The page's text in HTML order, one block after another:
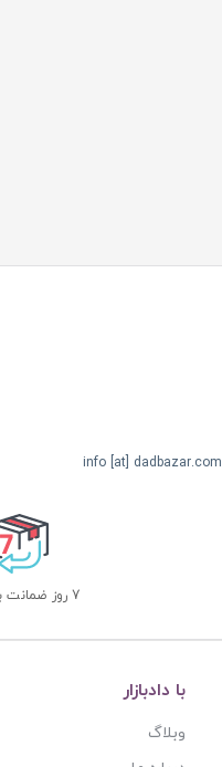
info [at] dadbazar.com
7 روز ضمانت بازگشت
با دادبازار
وبلاگ